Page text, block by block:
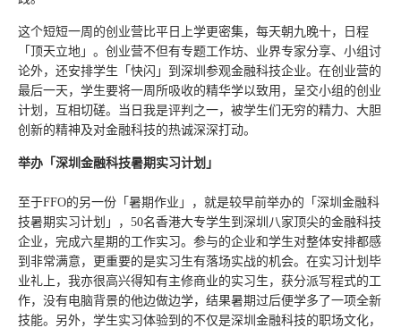
这个短短一周的创业营比平日上学更密集，每天朝九晚十，日程
「顶天立地」。创业营不但有专题工作坊、业界专家分享、小组讨
论外，还安排学生「快闪」到深圳参观金融科技企业。在创业营的
最后一天，学生要将一周所吸收的精华学以致用，呈交小组的创业
计划，互相切磋。当日我是评判之一，被学生们无穷的精力、大胆
创新的精神及对金融科技的热诚深深打动。
举办「深圳金融科技暑期实习计划」
至于FFO的另一份「暑期作业」，就是较早前举办的「深圳金融科
技暑期实习计划」，50名香港大专学生到深圳八家顶尖的金融科技
企业，完成六星期的工作实习。参与的企业和学生对整体安排都感
到非常满意，更重要的是实习生有落场实战的机会。在实习计划毕
业礼上，我亦很高兴得知有主修商业的实习生，获分派写程式的工
作，没有电脑背景的他边做边学，结果暑期过后便学多了一项全新
技能。另外，学生实习体验到的不仅是深圳金融科技的职场文化，